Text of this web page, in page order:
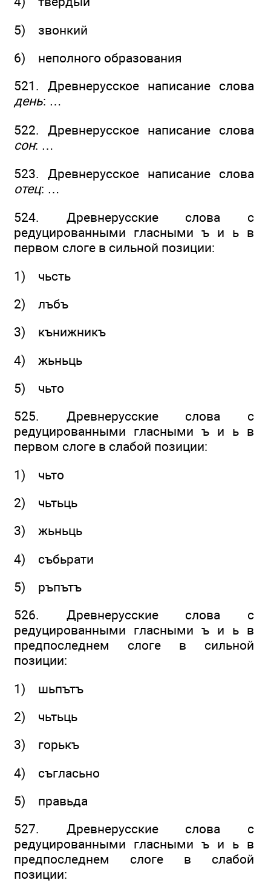
5) звонкий
6) неполного образования
521. Древнерусское написание слова
день: …
522. Древнерусское написание слова
сон: …
523. Древнерусское написание слова
отец: …
524. Древнерусские слова с
редуцированными гласными ъ и ь в
первом слоге в сильной позиции:
1) чьсть
2) лъбъ
3) кънижникъ
4) жьньць
5) чьто
525. Древнерусские слова с
редуцированными гласными ъ и ь в
первом слоге в слабой позиции:
1) чьто
2) чьтьць
3) жьньць
4) събьрати
5) ръпътъ
526. Древнерусские слова с
редуцированными гласными ъ и ь в
предпоследнем слоге в сильной
позиции:
1) шьпътъ
2) чьтьць
3) горькъ
4) съгласьно
5) правьда
527. Древнерусские слова с
редуцированными гласными ъ и ь в
предпоследнем слоге в слабой
позиции: